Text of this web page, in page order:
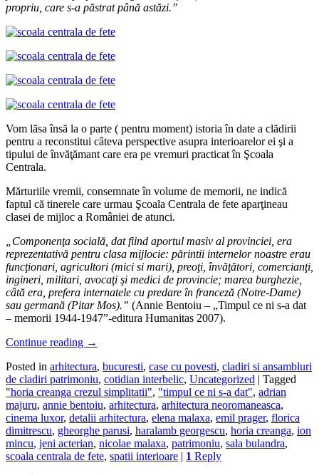
propriu, care s-a păstrat până astăzi.”
Vom lăsa însă la o parte ( pentru moment) istoria în date a clădirii
pentru a reconstitui câteva perspective asupra interioarelor ei şi a
tipului de învăţămant care era pe vremuri practicat în Şcoala
Centrala.
Mărturiile vremii, consemnate în volume de memorii, ne indică
faptul că tinerele care urmau Şcoala Centrala de fete aparţineau
clasei de mijloc a României de atunci.
„Componenţa socială, dat fiind aportul masiv al provinciei, era
reprezentativă pentru clasa mijlocie: părintii internelor noastre erau
funcţionari, agricultori (mici si mari), preoţi, învăţători, comercianţi,
ingineri, militari, avocaţi şi medici de provincie; marea burghezie,
câtă era, prefera internatele cu predare în franceză (Notre-Dame)
sau germană (Pitar Mos).” (Annie Bentoiu – „Timpul ce ni s-a dat
– memorii 1944-1947”-editura Humanitas 2007).
Continue reading →
Posted in arhitectura, bucuresti, case cu povesti, cladiri si ansambluri
de cladiri patrimoniu, cotidian interbelic, Uncategorized | Tagged
"horia creanga crezul simplitatii", "timpul ce ni s-a dat", adrian
majuru, annie bentoiu, arhitectura, arhitectura neoromaneasca,
cinema luxor, detalii arhitectura, elena malaxa, emil prager, florica
dimitrescu, gheorghe parusi, haralamb georgescu, horia creanga, ion
mincu, jeni acterian, nicolae malaxa, patrimoniu, sala bulandra,
scoala centrala de fete, spatii interioare | 1 Reply